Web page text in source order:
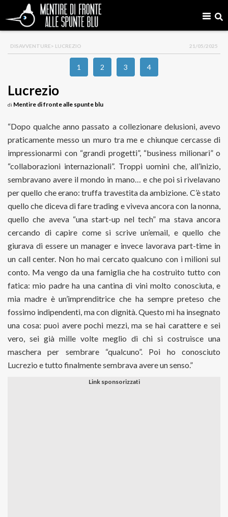
DISAVVENTURE> LUCREZIO 21/05/2025
1 2 3 4
Lucrezio
di Mentire di fronte alle spunte blu
“Dopo qualche anno passato a collezionare delusioni, avevo
praticamente messo un muro tra me e chiunque cercasse di
impressionarmi con “grandi progetti”, “business milionari” o
“collaborazioni internazionali”. Troppi uomini che, all’inizio,
sembravano avere il mondo in mano… e che poi si rivelavano
per quello che erano: truffa travestita da ambizione. C’è stato
quello che diceva di fare trading e viveva ancora con la nonna,
quello che aveva “una start-up nel tech” ma stava ancora
cercando di capire come si scrive un’email, e quello che
giurava di essere un manager e invece lavorava part-time in
un call center. Non ho mai cercato qualcuno con i milioni sul
conto. Ma vengo da una famiglia che ha costruito tutto con
fatica: mio padre ha una cantina di vini molto conosciuta, e
mia madre è un’imprenditrice che ha sempre preteso che
fossimo indipendenti, ma con dignità. Questo mi ha insegnato
una cosa: puoi avere pochi mezzi, ma se hai carattere e sei
vero, sei già mille volte meglio di chi si costruisce una
maschera per sembrare “qualcuno”. Poi ho conosciuto
Lucrezio e tutto finalmente sembrava avere un senso.”